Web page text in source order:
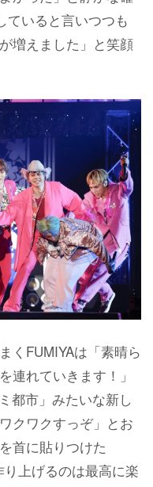
ていると言いつつも
増えました」と笑顔
くFUMIYAは「素晴ら
連れていきます！」
都市」みたいな新し
クワクすっぞ」とお
首に貼りつけた
上げるのは最高に楽